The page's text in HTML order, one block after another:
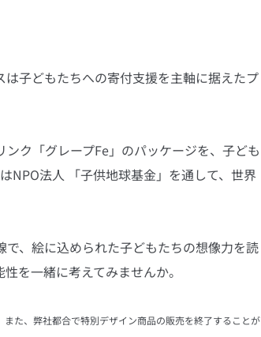
子どもたちへの寄付支援を主軸に据えたプ
ク「グレープFe」のパッケージを、子ども
NPO法人 「子供地球基金」を通して、世界
、絵に込められた子どもたちの想像力を読
を一緒に考えてみませんか。
た、弊社都合で特別デザイン商品の販売を終了することが